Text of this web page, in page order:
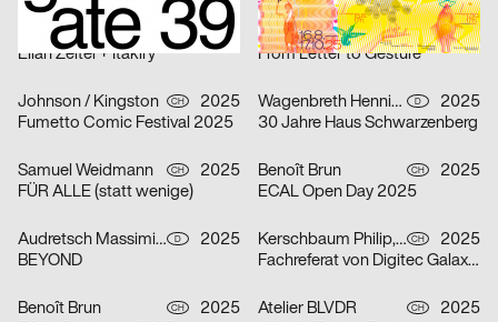
Studio Speranza
2025
Elian Zeitel + Itakiry
Shiping Sheng CH
2025
From Letter to Gesture
Johnson / Kingston CH
2025
Fumetto Comic Festival 2025
Wagenbreth Henning D
2025
30 Jahre Haus Schwarzenberg
Samuel Weidmann CH
2025
FÜR ALLE (statt wenige)
Benoît Brun CH
2025
ECAL Open Day 2025
Audretsch Massimiliano D
2025
BEYOND
Kerschbaum Philip, Fawad Qadire CH
2025
Fachreferat von Digitec Galaxus „Fast alles für fast jede*n“
Benoît Brun CH
2025
Atelier BLVDR CH
2025